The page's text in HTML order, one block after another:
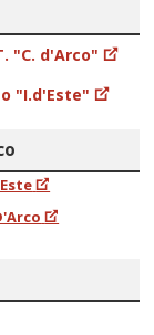
"C. d'Arco"
"I.d'Este"